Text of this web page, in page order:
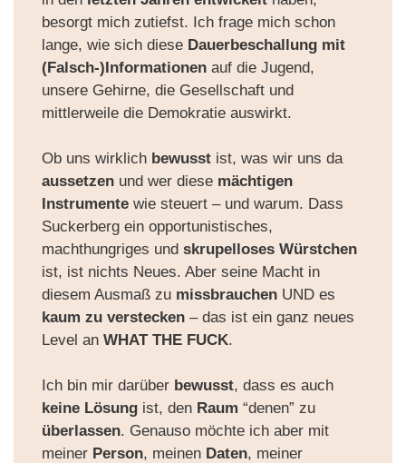
besorgt mich zutiefst. Ich frage mich schon
lange, wie sich diese Dauerbeschallung mit
(Falsch-)Informationen auf dieJugend,
unsere Gehirne, die Gesellschaft und
mittlerweile die Demokratie auswirkt.
Ob uns wirklich bewusst ist, was wir uns da
aussetzen und wer diese mächtigen
Instrumente wie steuert – und warum. Dass
Suckerberg ein opportunistisches,
machthungriges undskrupelloses Würstchen
ist, ist nichts Neues. Aber seine Macht in
diesem Ausmaß zu missbrauchen UND es
kaum zu verstecken – das ist ein ganz neues
Level anWHAT THE FUCK.
Ich bin mir darüber bewusst, dass es auch
keine Lösung ist, den Raum “denen” zu
überlassen. Genauso möchte ich aber mit
meiner Person, meinen Daten, meiner